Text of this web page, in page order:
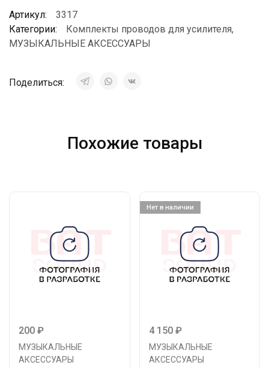
Артикул:
3317
Категории:
Комплекты проводов для усилителя,
МУЗЫКАЛЬНЫЕ АКСЕССУАРЫ
Поделиться:
Похожие товары
200 ₽
МУЗЫКАЛЬНЫЕ
АКСЕССУАРЫ
Нет в наличии
4 150 ₽
МУЗЫКАЛЬНЫЕ
АКСЕССУАРЫ